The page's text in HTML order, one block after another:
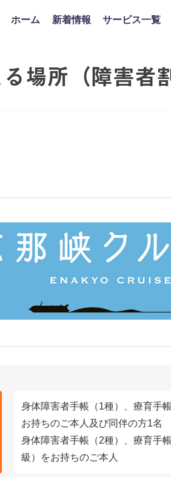
ホーム 新着情報 サービス一覧
場所（障害者
身体障害者手帳（1種）、療育手
お持ちのご本人及び同伴の方1名
身体障害者手帳（2種）、療育手
級）をお持ちのご本人